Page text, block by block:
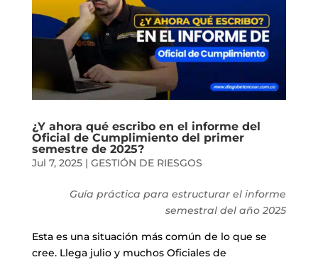
¿Y ahora qué escribo en el informe del
Oficial de Cumplimiento del primer
semestre de 2025?
Jul 7, 2025| GESTIÓN DE RIESGOS
Guía práctica para estructurar el informe
semestral del año 2025
Esta es una situación más común de lo que se
cree. Llega julio y muchos Oficiales de